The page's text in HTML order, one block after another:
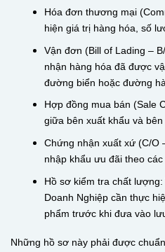
Hóa đơn thương mại
hiện giá trị hàng hóa, số
Vận đơn (Bill of Lading –
nhận hàng hóa đã được
đường biển hoặc đường
Hợp đồng mua bán (Sale
giữa bên xuất khẩu và
Chứng nhận xuất xứ (C/O
nhập khẩu ưu đãi theo
Hồ sơ kiểm tra chất
Doanh Nghiệp cần thực
phẩm trước khi đưa vào
Những hồ sơ này phải được